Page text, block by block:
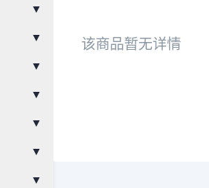
▼
▼
▼
▼
▼
▼
▼
该商品暂无详情